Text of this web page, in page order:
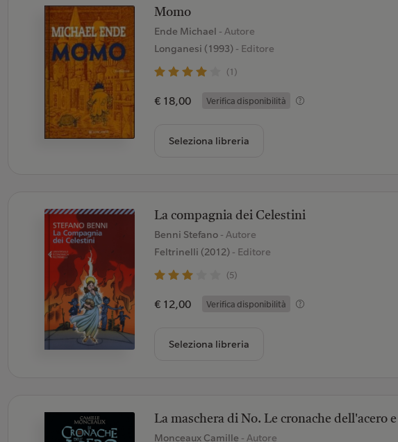
Momo
Ende Michael - Autore
Longanesi (1993)- Editore
(1)
€ 18,00 Verifica disponibilità
Seleziona libreria
La compagnia dei Celestini
Benni Stefano - Autore
Feltrinelli (2012)- Editore
(5)
€ 12,00 Verifica disponibilità
Seleziona libreria
La maschera di No. Le cronache dell'acero
Monceaux Camille - Autore